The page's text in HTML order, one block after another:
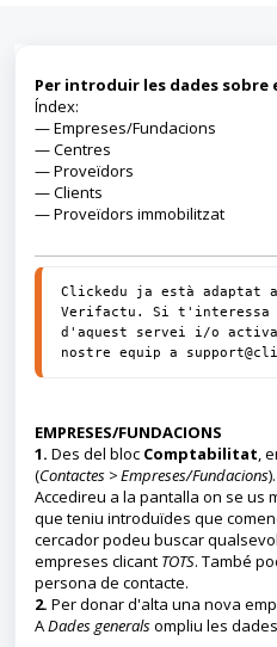
Per introduir les dades
Índex:
—Empreses/Fundacions
—Centres
—Proveïdors
—Clients
—Proveïdors immobilitzat
Clickedu ja està adaptat
Verifactu. Si t'interessa
d'aquest servei i/o
nostre equip a
EMPRESES/FUNDACIONS
1. Des del bloc Comptabilitat,
(Contactes > Empreses/Fundacions).
Accedireu a la pantalla on se us
que teniu introduïdes que
cercador podeu buscar
empreses clicant TOTS. També
persona de contacte.
2. Per donar d'alta una nova
ADades generalsompliu les